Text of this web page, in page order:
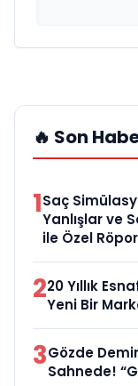
🔥 Son
1Saç
Yanlışlar ve
ile Özel
220 Yıllık
Yeni Bir
3Gözde
Sahnede!